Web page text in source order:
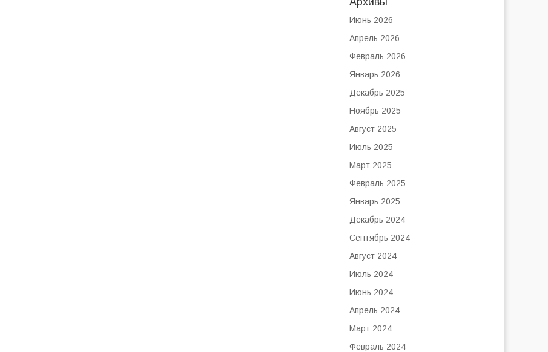
Июнь 2026
Апрель 2026
Февраль 2026
Январь 2026
Декабрь 2025
Ноябрь 2025
Август 2025
Июль 2025
Март 2025
Февраль 2025
Январь 2025
Декабрь 2024
Сентябрь 2024
Август 2024
Июль 2024
Июнь 2024
Апрель 2024
Март 2024
Февраль 2024